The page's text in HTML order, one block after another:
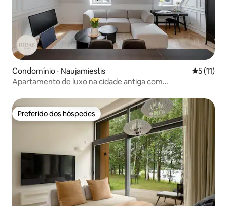
Condomínio ⋅ Naujamiestis 5 de uma
5 (11)
Apartamento de luxo na cidade antiga com
Preferido dos hóspedes
Preferido dos hóspedes